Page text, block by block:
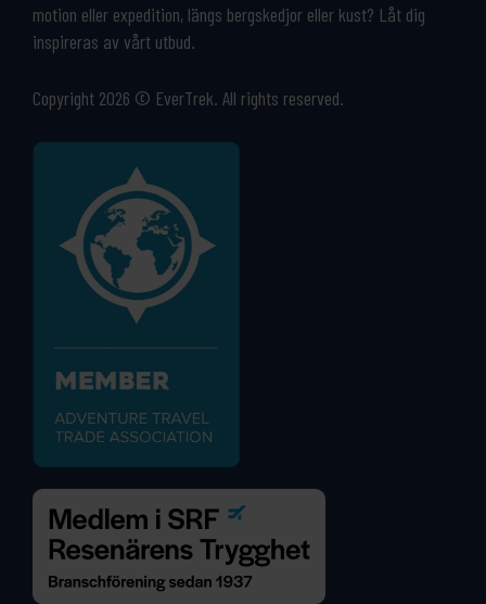
motion eller expedition, längs bergskedjor eller kust? Låt dig
inspireras av vårt utbud.
Copyright 2026 © EverTrek. All rights reserved.